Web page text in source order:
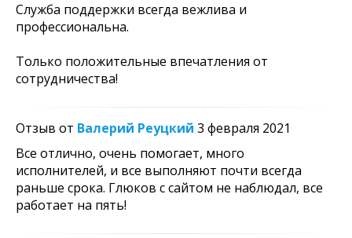
Служба поддержки всегда вежлива и
профессиональна.
Только положительные впечатления от
сотрудничества!
Отзыв от Валерий Реуцкий 3 февраля 2021
Все отлично, очень помогает, много
исполнителей, и все выполняют почти всегда
раньше срока. Глюков с сайтом не наблюдал, все
работает на пять!